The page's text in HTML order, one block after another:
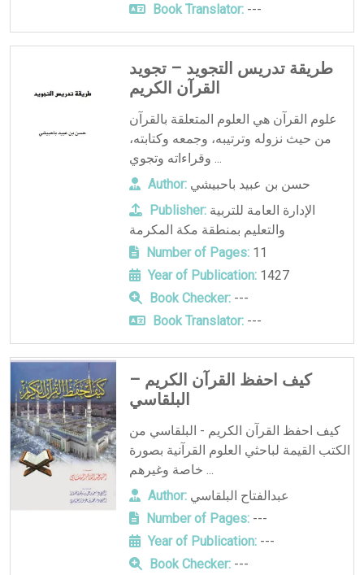
Book Translator:---
طريقة تدريس التجويد – تجويد
القرآن الكريم
علوم القرآن هي العلوم المتعلقة بالقرآن
من حيث نزوله وترتيبه، وجمعه وكتابته،
وقراءاته وتجوي ...
Author: حسن بن عبيد باحبيشي
Publisher: الإدارة العامة للتربية
والتعليم بمنطقة مكة المكرمة
Number of Pages:11
Year of Publication:1427
Book Checker:---
Book Translator:---
كيف احفظ القرآن الكريم –
البلقاسي
كيف احفظ القرآن الكريم - البلقاسي من
الكتب القيمة لباحثي العلوم القرآنية بصورة
خاصة وغيرهم ...
Author: عبدالفتاح البلقاسي
Number of Pages:---
Year of Publication:---
Book Checker:---